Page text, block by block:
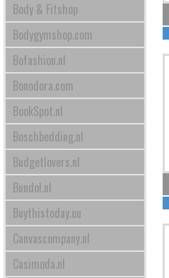
Body & Fitshop
Bodygymshop.com
Bofashion.nl
Bonodora.com
BookSpot.nl
Boschbedding.nl
Budgetlovers.nl
Bundol.nl
Buythistoday.eu
Canvascompany.nl
Casimoda.nl